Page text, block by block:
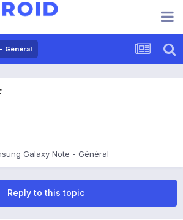
Général
Galaxy Note - Général
Reply to this topic